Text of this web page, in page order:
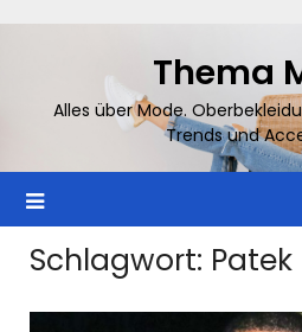
Thema
Alles über Mode.
Trends und
Schlagwort: